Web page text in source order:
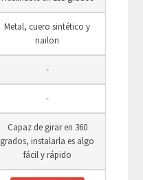
Metal, cuero sintético y
nailon
-
-
Capaz de girar en 360
grados, instalarla es algo
fácil y rápido